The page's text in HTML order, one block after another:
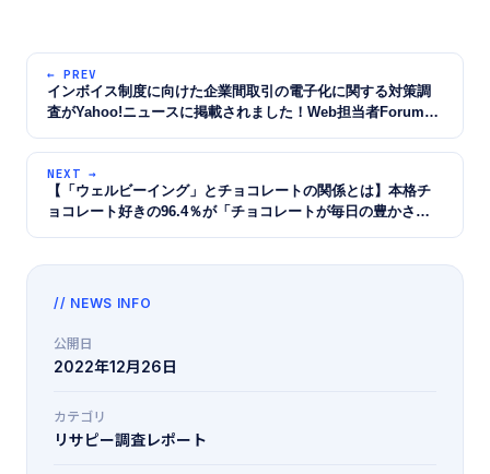
← PREV
インボイス制度に向けた企業間取引の電子化に関する対策調
査がYahoo!ニュースに掲載されました！Web担当者Forumか
NEXT →
【「ウェルビーイング」とチョコレートの関係とは】本格チ
ョコレート好きの96.4％が「チョコレートが毎日の豊かさに
// NEWS INFO
公開日
2022年12月26日
カテゴリ
リサピー調査レポート